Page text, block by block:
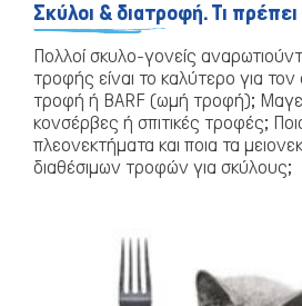
Σκύλοι & διατροφή. Τι
Πολλοί σκυλο-γονείς
τροφής είναι το καλύτερο για
τροφή ή BARF (ωμή τροφή);
κονσέρβες ή σπιτικές τροφές;
πλεονεκτήματα και ποια τα
διαθέσιμων τροφών για σκύλους;